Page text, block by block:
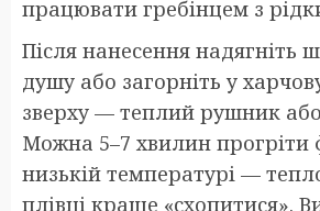
працювати гребінцем з
Після нанесення надягніть
душу або загорніть у
зверху — теплий рушник
Можна 5–7 хвилин прогріти
низькій температурі —
плівці краще «схопитися».